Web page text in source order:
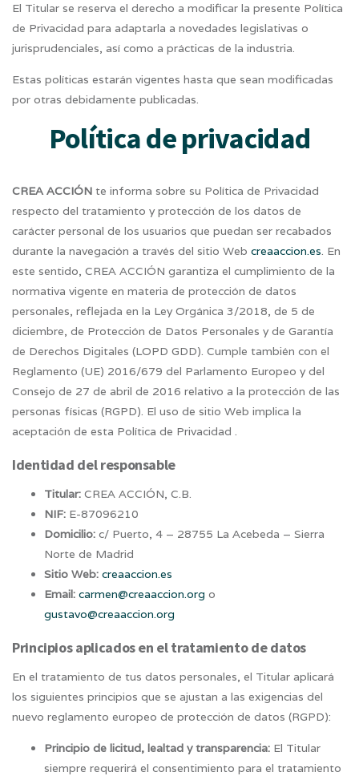
El Titular se reserva el derecho a modificar la presente Política
de Privacidad para adaptarla a novedades legislativas o
jurisprudenciales, así como a prácticas de la industria.
Estas políticas estarán vigentes hasta que sean modificadas
por otras debidamente publicadas.
Política de privacidad
CREA ACCIÓN te informa sobre su Política de Privacidad
respecto del tratamiento y protección de los datos de
carácter personal de los usuarios que puedan ser recabados
durante la navegación a través del sitio Web creaaccion.es. En
este sentido, CREA ACCIÓN garantiza el cumplimiento de la
normativa vigente en materia de protección de datos
personales, reflejada en la Ley Orgánica 3/2018, de 5 de
diciembre, de Protección de Datos Personales y de Garantía
de Derechos Digitales (LOPD GDD). Cumple también con el
Reglamento (UE) 2016/679 del Parlamento Europeo y del
Consejo de 27 de abril de 2016 relativo a la protección de las
personas físicas (RGPD). El uso de sitio Web implica la
aceptación de esta Política de Privacidad .
Identidad del responsable
Titular: CREA ACCIÓN, C.B.
NIF: E-87096210
Domicilio: c/ Puerto, 4 – 28755 La Acebeda – Sierra
Norte de Madrid
Sitio Web: creaaccion.es
Email: carmen@creaaccion.org o
gustavo@creaaccion.org
Principios aplicados en el tratamiento de datos
En el tratamiento de tus datos personales, el Titular aplicará
los siguientes principios que se ajustan a las exigencias del
nuevo reglamento europeo de protección de datos (RGPD):
Principio de licitud, lealtad y transparencia: El Titular
siempre requerirá el consentimiento para el tratamiento